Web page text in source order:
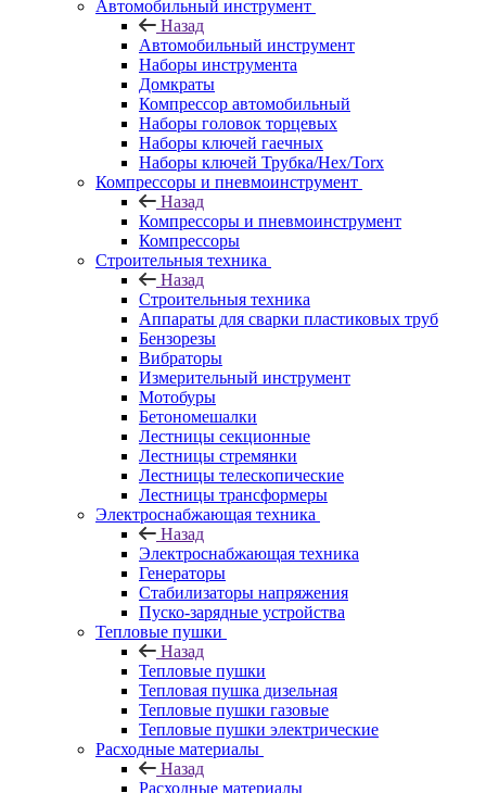
Автомобильный инструмент
Назад
Автомобильный инструмент
Наборы инструмента
Домкраты
Компрессор автомобильный
Наборы головок торцевых
Наборы ключей гаечных
Наборы ключей Трубка/Hex/Torx
Компрессоры и пневмоинструмент
Назад
Компрессоры и пневмоинструмент
Компрессоры
Строительныя техника
Назад
Строительныя техника
Аппараты для сварки пластиковых труб
Бензорезы
Вибраторы
Измерительный инструмент
Мотобуры
Бетономешалки
Лестницы секционные
Лестницы стремянки
Лестницы телескопические
Лестницы трансформеры
Электроснабжающая техника
Назад
Электроснабжающая техника
Генераторы
Стабилизаторы напряжения
Пуско-зарядные устройства
Тепловые пушки
Назад
Тепловые пушки
Тепловая пушка дизельная
Тепловые пушки газовые
Тепловые пушки электрические
Расходные материалы
Назад
Расходные материалы